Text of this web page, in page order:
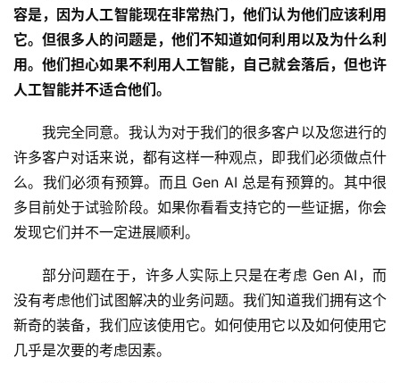
容是，因为人工智能现在非常热门，他们认为他们应该利用
它。但很多人的问题是，他们不知道如何利用以及为什么利
用。他们担心如果不利用人工智能，自己就会落后，但也许
人工智能并不适合他们。
我完全同意。我认为对于我们的很多客户以及您进行的
许多客户对话来说，都有这样一种观点，即我们必须做点什
么。我们必须有预算。而且 Gen AI 总是有预算的。其中很
多目前处于试验阶段。如果你看看支持它的一些证据，你会
发现它们并不一定进展顺利。
部分问题在于，许多人实际上只是在考虑 Gen AI，而
没有考虑他们试图解决的业务问题。我们知道我们拥有这个
新奇的装备，我们应该使用它。如何使用它以及如何使用它
几乎是次要的考虑因素。